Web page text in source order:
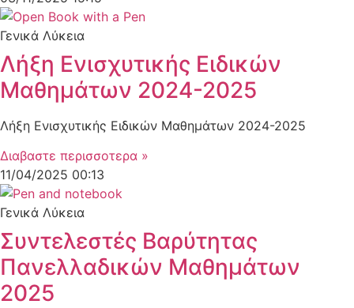
Γενικά Λύκεια
Λήξη Ενισχυτικής Ειδικών
Μαθημάτων 2024-2025
Λήξη Ενισχυτικής Ειδικών Μαθημάτων 2024-2025
Διαβαστε περισσοτερα »
11/04/2025 00:13
Γενικά Λύκεια
Συντελεστές Βαρύτητας
Πανελλαδικών Μαθημάτων
2025